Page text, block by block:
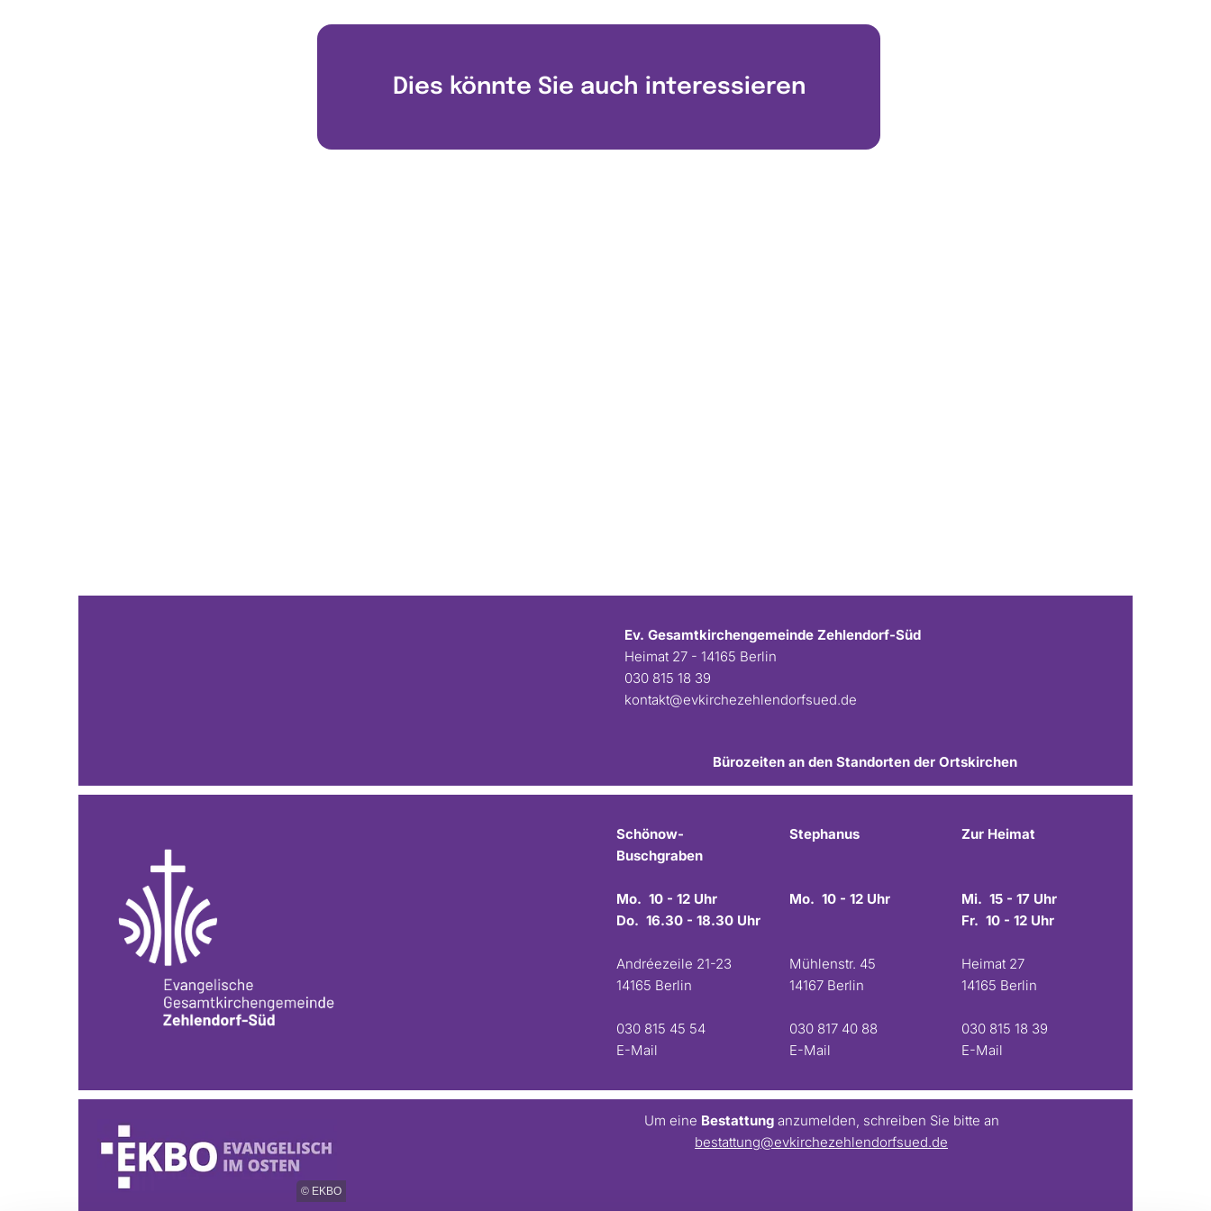
Dies könnte Sie auch interessieren
Ev. Gesamtkirchengemeinde Zehlendorf-Süd
Heimat 27 - 14165 Berlin
030 815 18 39
kontakt@evkirchezehlendorfsued.de
Bürozeiten an den Standorten der Ortskirchen
Schönow-
Buschgraben
Mo. 10 - 12 Uhr
Do. 16.30 - 18.30 Uhr
Andréezeile 21-23
14165 Berlin
030 815 45 54
E-Mail
Stephanus
Mo. 10 - 12 Uhr
Mühlenstr. 45
14167 Berlin
030 817 40 88
E-Mail
Zur Heimat
Mi. 15 - 17 Uhr
Fr. 10 - 12 Uhr
Heimat 27
14165 Berlin
030 815 18 39
E-Mail
© EKBO
Um eine Bestattunganzumelden, schreiben Sie bitte an
bestattung@evkirchezehlendorfsued.de